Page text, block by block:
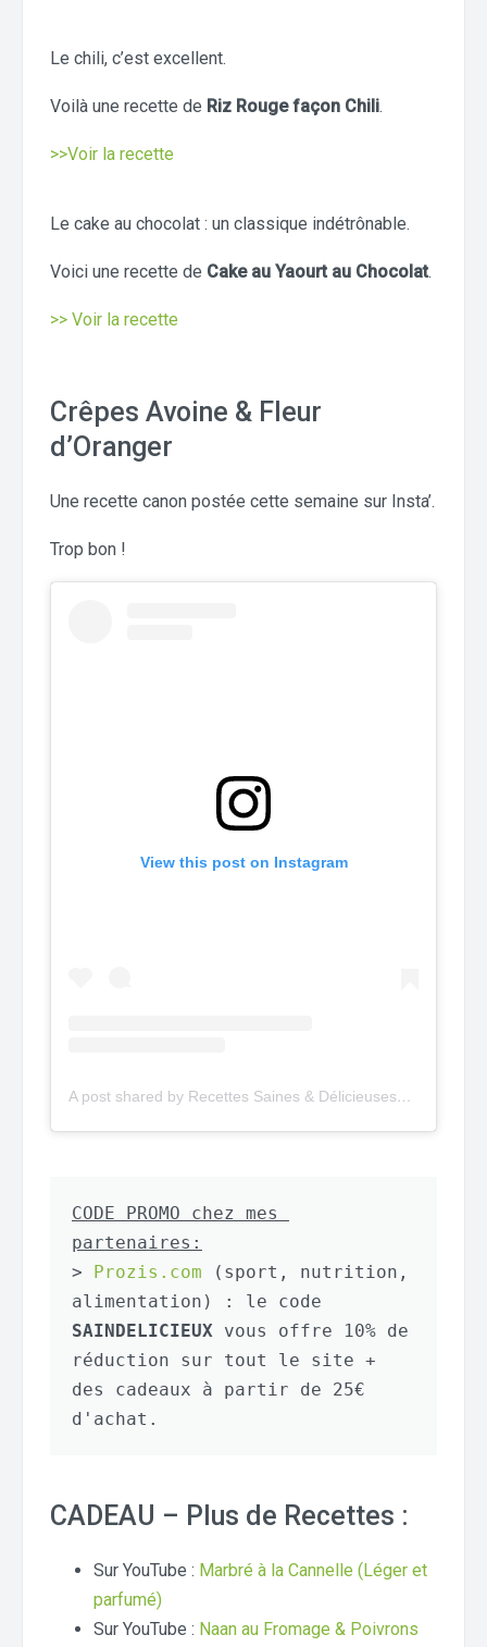
Le chili, c’est excellent.
Voilà une recette de Riz Rouge façon Chili.
>>Voir la recette
Le cake au chocolat : un classique indétrônable.
Voici une recette de Cake au Yaourt au Chocolat.
>> Voir la recette
Crêpes Avoine & Fleur
d’Oranger
Une recette canon postée cette semaine sur Insta’.
Trop bon !
View this post on Instagram
A post shared by Recettes Saines & Délicieuses
CODE PROMO chez mes
partenaires:
> Prozis.com (sport, nutrition,
SAINDELICIEUX vous offre 10% de
réduction sur tout le site +
des cadeaux à partir de 25€
d'achat.
CADEAU – Plus de Recettes :
Sur YouTube : Marbré à la Cannelle (Léger et
parfumé)
Sur YouTube : Naan au Fromage & Poivrons